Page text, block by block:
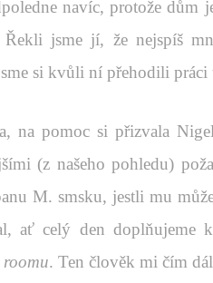
navíc, protože dům
Řekli jsme jí, že nejspíš
si kvůli ní přehodili
na pomoc si přizvala
(z našeho pohledu)
M. smsku, jestli mu
ať celý den doplňujeme
. Ten člověk mi čím